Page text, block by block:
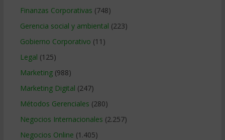
Finanzas Corporativas (748)
Gerencia social y ambiental (223)
Gobierno Corporativo (11)
Legal (125)
Marketing(988)
Marketing Digital (247)
Métodos Gerenciales (280)
Negocios Internacionales (2.257)
Negocios Online (1.405)